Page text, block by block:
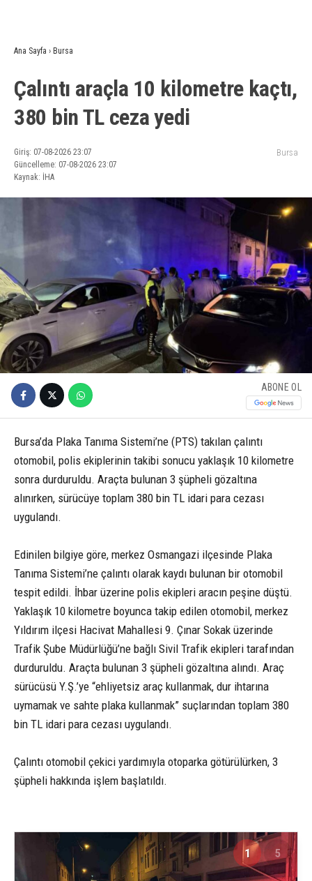
Ana Sayfa › Bursa
Çalıntı araçla 10 kilometre kaçtı,
380 bin TL ceza yedi
Giriş: 07-08-2026 23:07
Güncelleme: 07-08-2026 23:07
Kaynak: İHA
Bursa
ABONE OL
Bursa’da Plaka Tanıma Sistemi’ne (PTS) takılan çalıntı
otomobil, polis ekiplerinin takibi sonucu yaklaşık 10 kilometre
sonra durduruldu. Araçta bulunan 3 şüpheli gözaltına
alınırken, sürücüye toplam 380 bin TL idari para cezası
uygulandı.
Edinilen bilgiye göre, merkez Osmangazi ilçesinde Plaka
Tanıma Sistemi’ne çalıntı olarak kaydı bulunan bir otomobil
tespit edildi. İhbar üzerine polis ekipleri aracın peşine düştü.
Yaklaşık 10 kilometre boyunca takip edilen otomobil, merkez
Yıldırım ilçesi Hacivat Mahallesi 9. Çınar Sokak üzerinde
Trafik Şube Müdürlüğü’ne bağlı Sivil Trafik ekipleri tarafından
durduruldu. Araçta bulunan 3 şüpheli gözaltına alındı. Araç
sürücüsü Y.Ş.’ye “ehliyetsiz araç kullanmak, dur ihtarına
uymamak ve sahte plaka kullanmak” suçlarından toplam 380
bin TL idari para cezası uygulandı.
Çalıntı otomobil çekici yardımıyla otoparka götürülürken, 3
şüpheli hakkında işlem başlatıldı.
1 5